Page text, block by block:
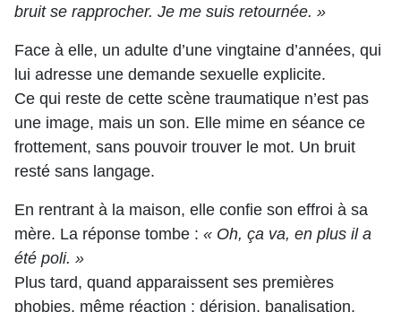
bruit se rapprocher. Je me suis retournée. »
Face à elle, un adulte d’une vingtaine d’années, qui
lui adresse une demande sexuelle explicite.
Ce qui reste de cette scène traumatique n’est pas
une image, mais un son. Elle mime en séance ce
frottement, sans pouvoir trouver le mot. Un bruit
resté sans langage.
En rentrant à la maison, elle confie son effroi à sa
mère. La réponse tombe : « Oh, ça va, en plus il a
été poli. »
Plus tard, quand apparaissent ses premières
phobies, même réaction : dérision, banalisation.